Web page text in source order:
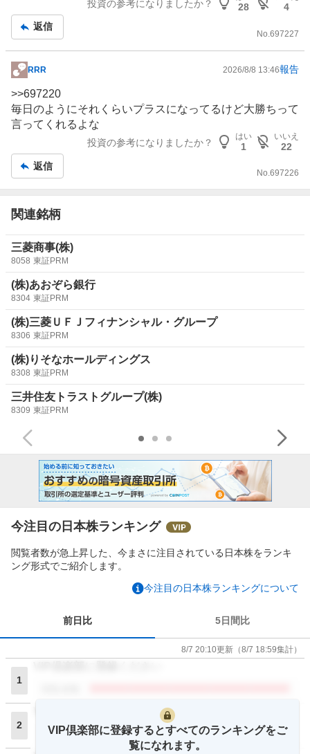
記
事
投資の参考になりましたか？ 28
4
返信
No.697227
掲
示
板
記
RRR 2026/8/8 13:46報告
>>697220
毎日のようにそれくらいプラスになってるけど大勝ちって
言ってくれるよな
投資の参考になりましたか？
はい
1
いいえ
22
返信
No.697226
関連銘柄
三菱商事(株)
8058 東証PRM
(株)あおぞら銀行
8304 東証PRM
(株)三菱ＵＦＪフィナンシャル・グループ
8306 東証PRM
(株)りそなホールディングス
8308 東証PRM
三井住友トラストグループ(株)
8309 東証PRM
今注目の日本株ランキング
閲覧者数が急上昇した、今まさに注目されている日本株をランキ
ング形式でご紹介します。
今注目の日本株ランキングについて
前日比 5日間比
8/7 20:10更新 （8/7 18:59集計）
1
2
VIP倶楽部に登録ください
閲覧者数
VIP倶楽部に登録するとすべてのランキングをご
覧になれます。